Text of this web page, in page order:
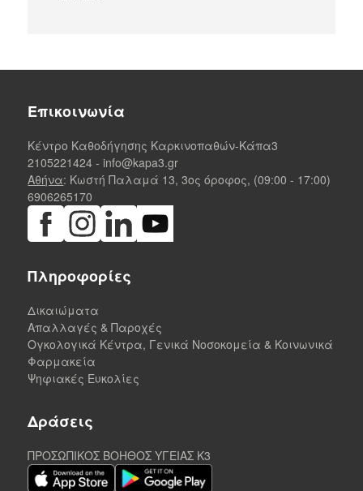
Επικοινωνία
Κέντρο Καθοδήγησης Καρκινοπαθών-Κάπα3
2105221424 - info@kapa3.gr
Αθήνα: Κωστή Παλαμά 13, 3ος όροφος, (09:00 - 17:00)
6906265170
Πληροφορίες
Δικαιώματα
Απαλλαγές & Παροχές
Ογκολογικά Κέντρα, Γενικά Νοσοκομεία & Κοινωνικά
Φαρμακεία
Ψηφιακές Ευκολίες
Δράσεις
ΠΡΟΣΩΠΙΚΟΣ ΒΟΗΘΟΣ ΥΓΕΙΑΣ K3